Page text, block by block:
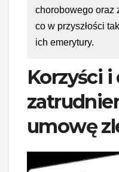
chorobowego oraz
co w przyszłości
ich emerytury.
Korzyści
umowę